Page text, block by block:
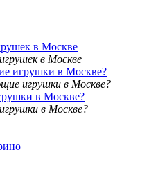
в Москве
игрушки в Москве?
в Москве?